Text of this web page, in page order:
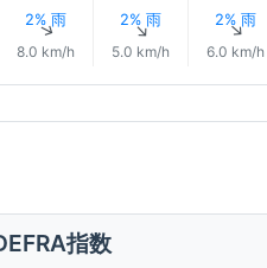
2% 雨
↑
8.0 km/h
2% 雨
↑
5.0 km/h
2% 雨
↑
6.0 km/h
指数